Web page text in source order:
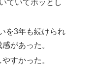
ていてホッとし
を3年も続けられ
があった。
すかった。